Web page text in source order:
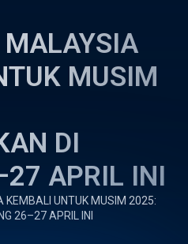
MUSIM
DI
APRIL INI
KEMBALI UNTUK MUSIM 2025:
26–27 APRIL INI